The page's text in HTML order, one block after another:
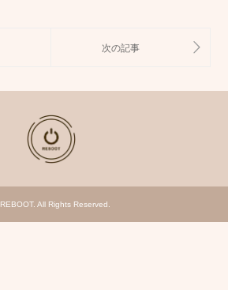
REBOOT. All Rights Reserved.